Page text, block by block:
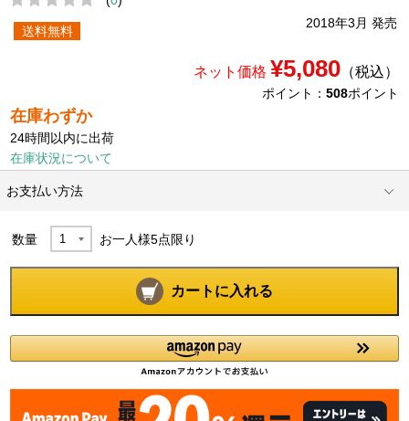
2018年3月 発売
送料無料
ネット価格 ¥5,080（税込）
ポイント： 508ポイント
在庫わずか
24時間以内に出荷
在庫状況について
お支払い方法
数量 お一人様5点限り
カートに入れる